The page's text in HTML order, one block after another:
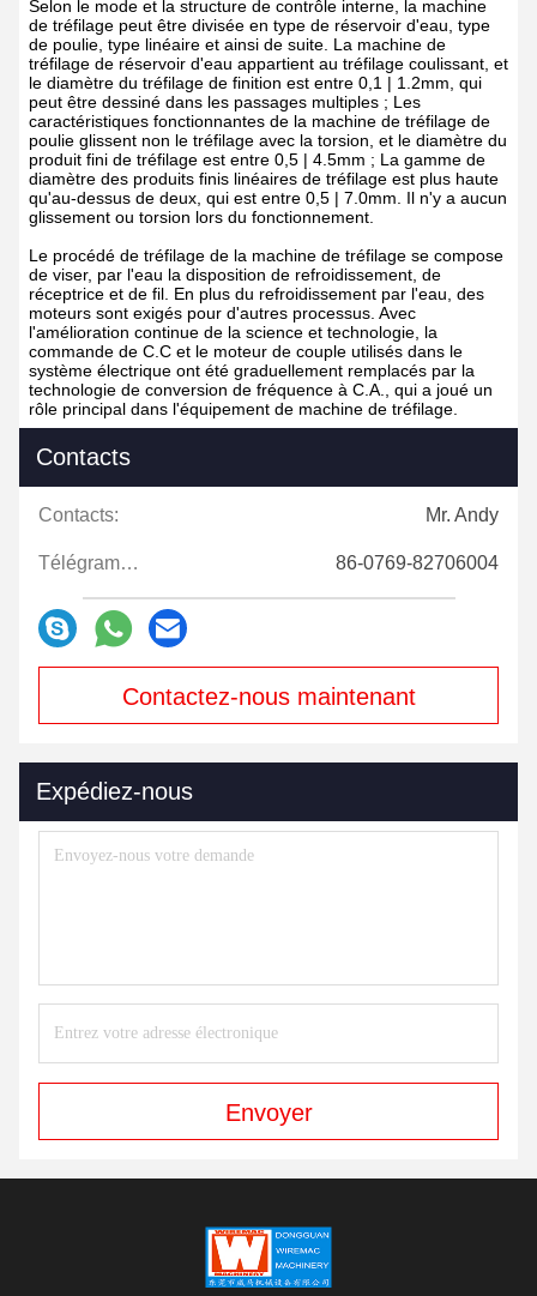
Selon le mode et la structure de contrôle interne, la machine
de tréfilage peut être divisée en type de réservoir d'eau, type
de poulie, type linéaire et ainsi de suite. La machine de
tréfilage de réservoir d'eau appartient au tréfilage coulissant, et
le diamètre du tréfilage de finition est entre 0,1 | 1.2mm, qui
peut être dessiné dans les passages multiples ; Les
caractéristiques fonctionnantes de la machine de tréfilage de
poulie glissent non le tréfilage avec la torsion, et le diamètre du
produit fini de tréfilage est entre 0,5 | 4.5mm ; La gamme de
diamètre des produits finis linéaires de tréfilage est plus haute
qu'au-dessus de deux, qui est entre 0,5 | 7.0mm. Il n'y a aucun
glissement ou torsion lors du fonctionnement.
Le procédé de tréfilage de la machine de tréfilage se compose
de viser, par l'eau la disposition de refroidissement, de
réceptrice et de fil. En plus du refroidissement par l'eau, des
moteurs sont exigés pour d'autres processus. Avec
l'amélioration continue de la science et technologie, la
commande de C.C et le moteur de couple utilisés dans le
système électrique ont été graduellement remplacés par la
technologie de conversion de fréquence à C.A., qui a joué un
rôle principal dans l'équipement de machine de tréfilage.
Contacts
Contacts: Mr. Andy
Télégramme: 86-0769-82706004
Contactez-nous maintenant
Expédiez-nous
Envoyer